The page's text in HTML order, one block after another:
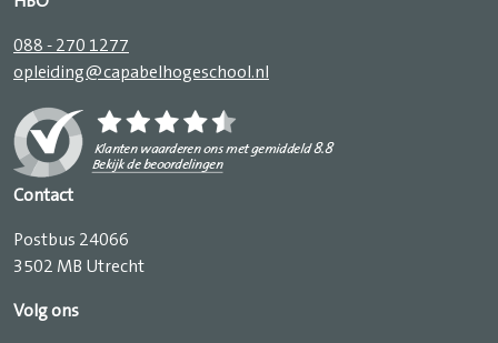
088 - 270 1277
opleiding@capabelhogeschool.nl
Contact
Postbus 24066
3502 MB Utrecht
Volg ons